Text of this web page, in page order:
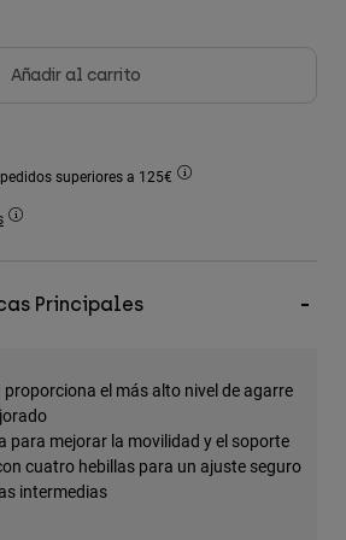
Añadir al carrito
superiores a 125€
Principales
el más alto nivel de agarre
para mejorar la movilidad y el soporte
cuatro hebillas para un ajuste seguro
intermedias